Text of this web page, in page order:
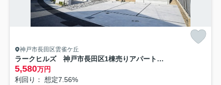
神戸市長田区雲雀ケ丘
ラークヒルズ 神戸市長田区1棟売りアパート「H29年築」「満室稼働中」
5,580万円
利回り： 想定7.56%